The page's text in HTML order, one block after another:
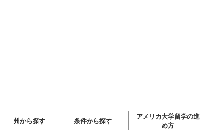
州から探す 条件から探す
アメリカ大学留学の進
め方